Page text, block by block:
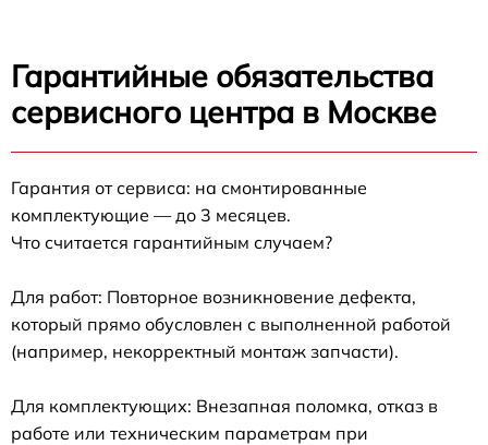
Гарантийные обязательства
сервисного центра в Москве
Гарантия от сервиса: на смонтированные
комплектующие — до 3 месяцев.
Что считается гарантийным случаем?
Для работ: Повторное возникновение дефекта,
который прямо обусловлен с выполненной работой
(например, некорректный монтаж запчасти).
Для комплектующих: Внезапная поломка, отказ в
работе или техническим параметрам при